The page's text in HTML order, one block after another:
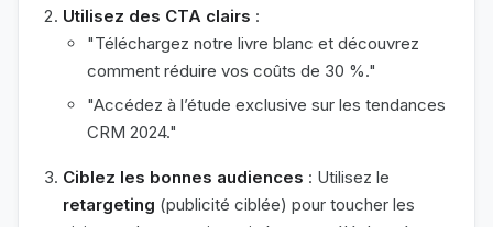
Utilisez des CTA clairs :
"Téléchargez notre livre blanc et découvrez
comment réduire vos coûts de 30 %."
"Accédez à l’étude exclusive sur les tendances
CRM 2024."
Ciblez les bonnes audiences : Utilisez le
retargeting (publicité ciblée) pour toucher les